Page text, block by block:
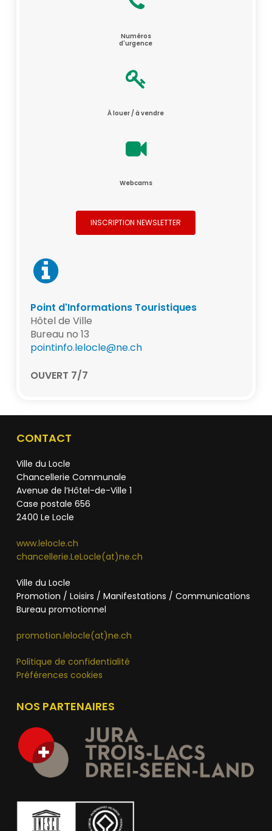
Numéros
d'urgence
À louer / à vendre
Webcams
INSCRIPTION NEWSLETTER
Point d'Informations Touristiques
Hôtel de Ville
Bureau no 13
pointinfo.lelocle@ne.ch
OUVERT 7/7
CONTACT
Ville du Locle
Chancellerie Communale
Avenue de l’Hôtel-de-Ville 1
Case postale 656
2400 Le Locle
www.lelocle.ch
chancellerie.LeLocle(at)ne.ch
Ville du Locle
Promotion / Loisirs / Manifestations / Communications
Bureau promotionnel
promotion.lelocle(at)ne.ch
Politique de confidentialité
Préférences cookies
NOS PARTENAIRES